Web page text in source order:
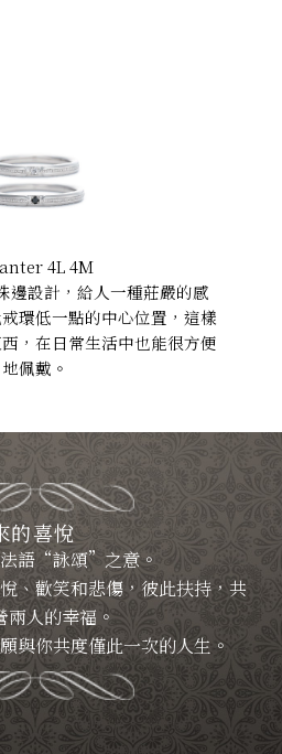
4L 4M
邊設計，給人一種莊嚴的感
環低一點的中心位置，這樣
，在日常生活中也能很方便
地佩戴。
的喜悅
語“詠頌”之意。
、歡笑和悲傷，彼此扶持，共
兩人的幸福。
與你共度僅此一次的人生。